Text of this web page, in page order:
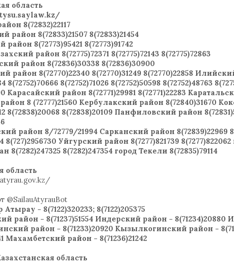
область
8(72832)22117
район 8(72833)21507 8(72833)21454
8(72773)95421 8(72773)91742
район 8(72775)72371 8(72775)72143 8(72775)72863
район 8(72836)30338 8(72836)30900
8(72770)22340 8(72770)31249 8(72770)22858 Илийский
8(72752)70666 8(72752)71026 8(72752)50598 8(72752)48763
Карасайский район 8(72771)29981 8(72771)22283
8 (72777)21560 Кербулакский район 8(72840)31670
8(72838)20068 8(72838)20109 Панфиловский район
район 8/72779/21994 Сарканский район 8(72839)22969
8(727)2956730 Уйгурский район 8(7277)821739
8(7282)247325 8(7282)247354 город Текели 8(72835)79114
область
@SailauAtyrauBot
- 8(7122)320233; 8(7122)205375
район - 8(71237)51554 Индерский район - 8(71234)20880
район - 8(71233)20920 Кызылкогинский район -
Махамбетский район - 8(71236)21242
область